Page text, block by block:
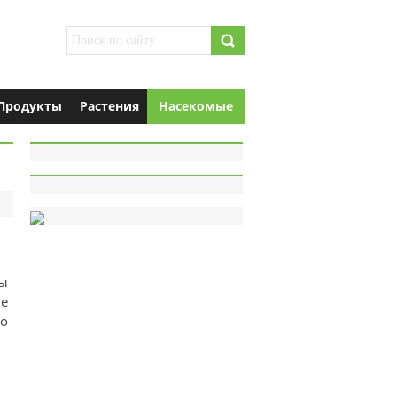
Растения Насекомые